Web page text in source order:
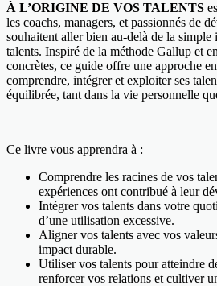
À L’ORIGINE DE VOS TALENTS
les coachs, managers, et passionnés de
souhaitent aller bien au-delà de la
talents. Inspiré de la méthode Gallup et
concrètes, ce guide offre une approche
comprendre, intégrer et exploiter ses
équilibrée, tant dans la vie personnelle
Ce livre vous apprendra à :
Comprendre les racines de vos
expériences ont contribué à leur
Intégrer vos talents dans votre
d’une utilisation excessive.
Aligner vos talents avec vos
impact durable.
Utiliser vos talents pour atteindre
renforcer vos relations et cultiver